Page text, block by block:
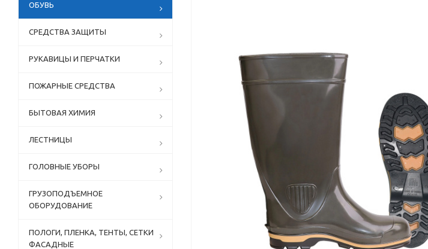
ОБУВЬ
СРЕДСТВА ЗАЩИТЫ
РУКАВИЦЫ И ПЕРЧАТКИ
ПОЖАРНЫЕ СРЕДСТВА
БЫТОВАЯ ХИМИЯ
ЛЕСТНИЦЫ
ГОЛОВНЫЕ УБОРЫ
ГРУЗОПОДЪЕМНОЕ
ОБОРУДОВАНИЕ
ПОЛОГИ, ПЛЕНКА, ТЕНТЫ, СЕТКИ
ФАСАДНЫЕ